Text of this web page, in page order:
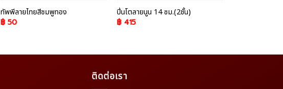
ทัพพีลายไทยสีชมพูทอง
฿50
ปิ่นโตลายนูน 14 ซม.(2ชั้น)
฿415
ติดต่อเรา